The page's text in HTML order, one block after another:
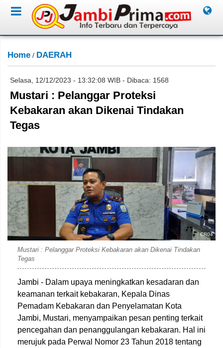
Home / DAERAH
Selasa, 12/12/2023 - 13:32:08 WIB - Dibaca: 1568
Mustari : Pelanggar Proteksi
Kebakaran akan Dikenai Tindakan
Tegas
CR04
Mustari : Pelanggar Proteksi Kebakaran akan Dikenai Tindakan
Tegas
Jambi - Dalam upaya meningkatkan kesadaran dan
keamanan terkait kebakaran, Kepala Dinas
Pemadam Kebakaran dan Penyelamatan Kota
Jambi, Mustari, menyampaikan pesan penting terkait
pencegahan dan penanggulangan kebakaran. Hal ini
merujuk pada Perwal Nomor 23 Tahun 2018 tentang